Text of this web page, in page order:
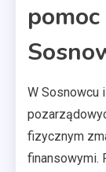
W Sosnowcu
fizycznym
finansowymi.